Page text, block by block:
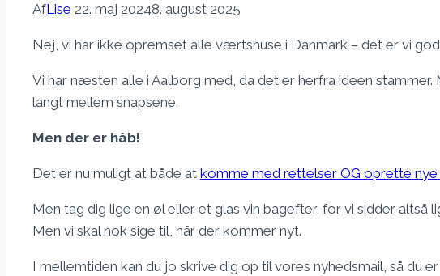
AfLise 22. maj 20248. august 2025
Nej, vi har ikke opremset alle værtshuse i Danmark – det er vi
Vi har næsten alle i Aalborg med, da det er herfra ideen
langt mellem snapsene.
Men der er håb!
Det er nu muligt at både at komme med rettelser OG oprette nye
Men tag dig lige en øl eller et glas vin bagefter, for vi sidder altså
Men vi skal nok sige til, når der kommer nyt.
I mellemtiden kan du jo skrive dig op til vores nyhedsmail, så du